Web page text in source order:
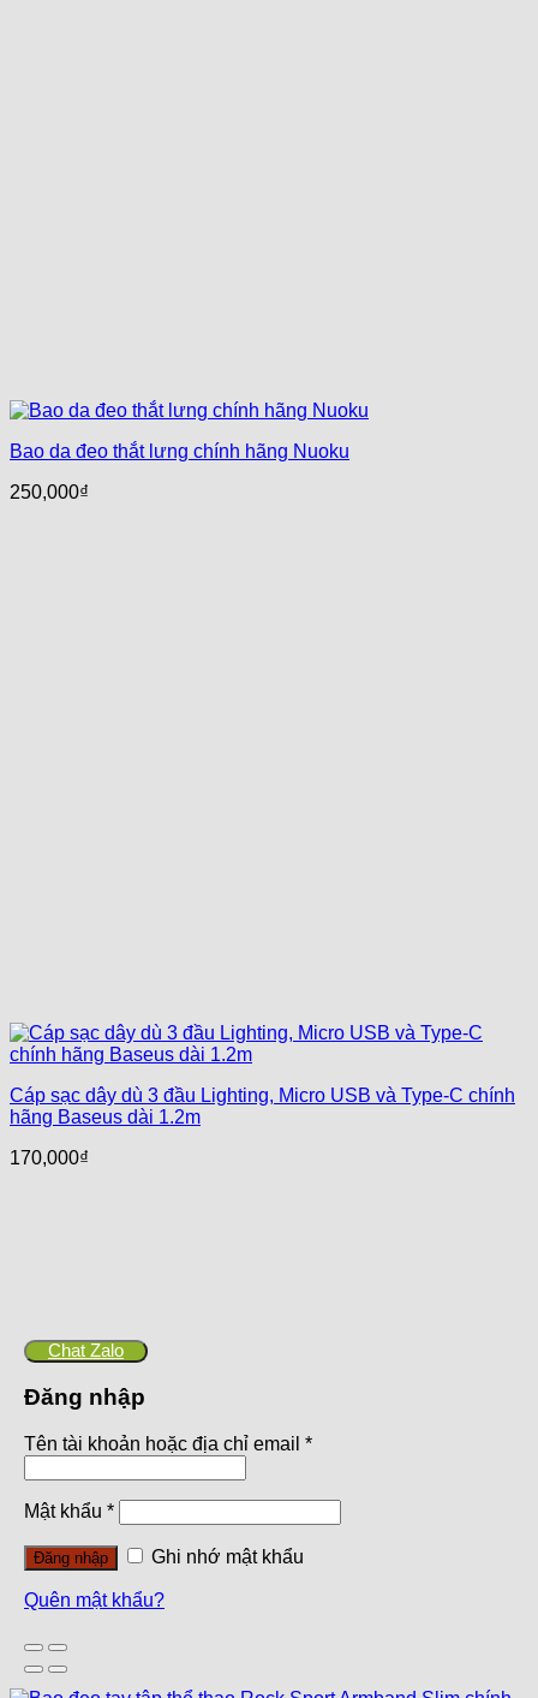
Bao da đeo thắt lưng chính hãng Nuoku
250,000₫
Cáp sạc dây dù 3 đầu Lighting, Micro USB và Type-C chính
hãng Baseus dài 1.2m
170,000₫
Chat Zalo
Đăng nhập
Tên tài khoản hoặc địa chỉ email *
Mật khẩu *
Đăng nhập Ghi nhớ mật khẩu
Quên mật khẩu?